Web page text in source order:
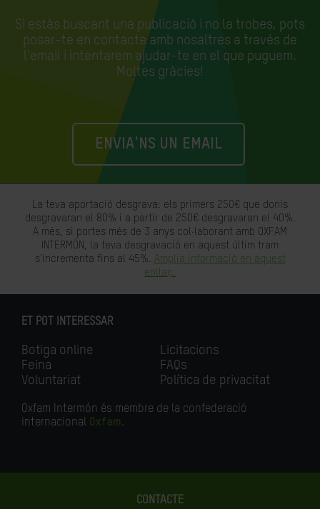
Si estàs buscant una publicació i no la trobes, pots
posar-te en contacte amb nosaltres a través de
l'email i intentarem ajudar-te en el que puguem.
Moltes gràcies!
ENVIA'NS UN EMAIL
La teva aportació desgrava: els primers 250€ que donis
desgravaran el 80% i a partir de 250€ desgravaran el 40%.
A més, si portes més de 3 anys col·laborant amb OXFAM
INTERMÓN, la teva desgravació en aquest últim tram
s'incrementa fins al 45%. Amplia informació en aquest
enllaç.
ET POT INTERESSAR
Botiga online
Feina
Voluntariat
Licitacions
FAQs
Política de privacitat
Oxfam Intermón és membre de la confederació
internacional Oxfam.
CONTACTE